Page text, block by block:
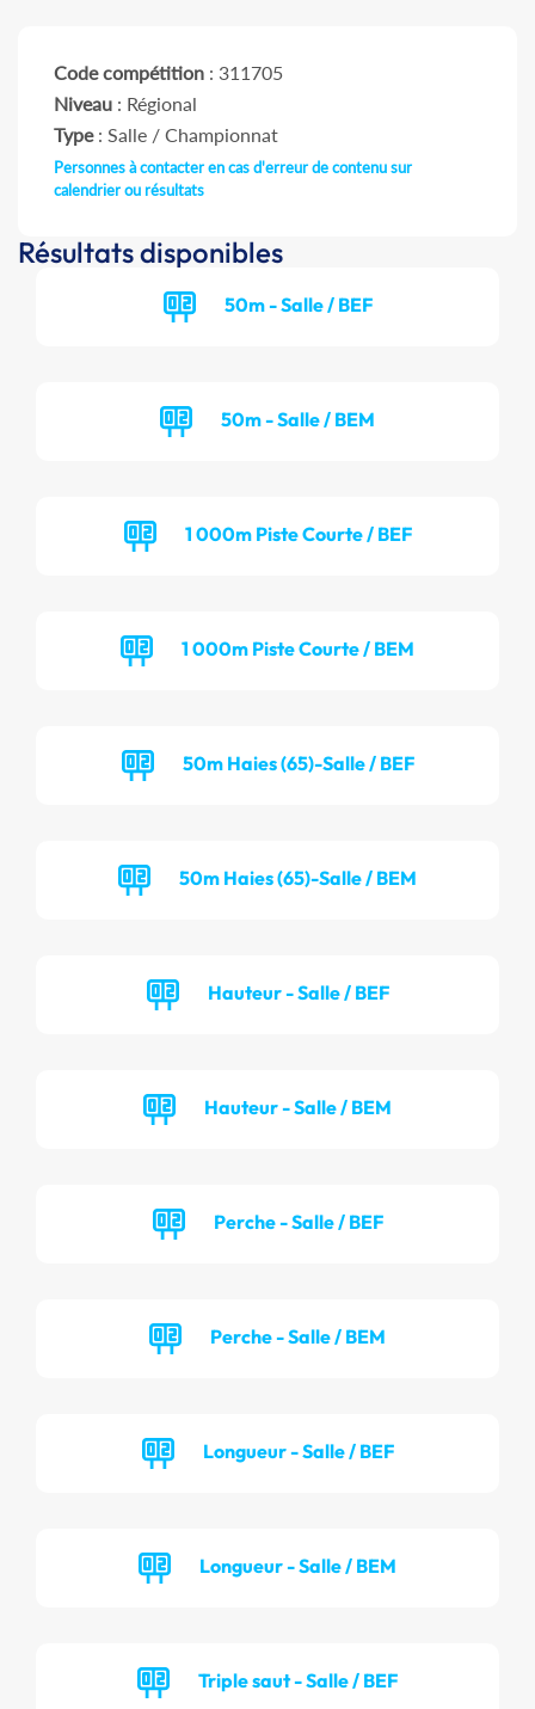
Code compétition : 311705
Niveau : Régional
Type: Salle / Championnat
Personnes à contacter en cas d'erreur de contenu sur
calendrier ou résultats
Résultats disponibles
50m - Salle / BEF
50m - Salle / BEM
1 000m Piste Courte / BEF
1 000m Piste Courte / BEM
50m Haies (65)-Salle / BEF
50m Haies (65)-Salle / BEM
Hauteur - Salle / BEF
Hauteur - Salle / BEM
Perche - Salle / BEF
Perche - Salle / BEM
Longueur - Salle / BEF
Longueur - Salle / BEM
Triple saut - Salle / BEF